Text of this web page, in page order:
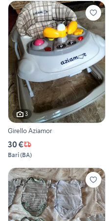
3
Girello Aziamor
30 €
Bari(BA)